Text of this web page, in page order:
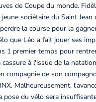
de Coupe du monde.
sociétaire du Saint
la course pour la
que Léo a fait jouer ses
1 premier temps pour
à l'issue de la
compagnie de son
Malheureusement,
pose du vélo sera